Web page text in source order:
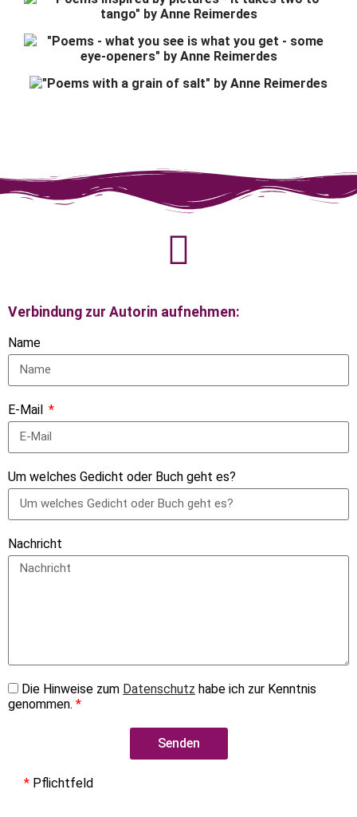
Verbindung zur Autorin aufnehmen:
Name
E-Mail
Um welches Gedicht oder Buch geht es?
Nachricht
Die Hinweise zum Datenschutz habe ich zur Kenntnis
genommen. *
Senden
* Pflichtfeld